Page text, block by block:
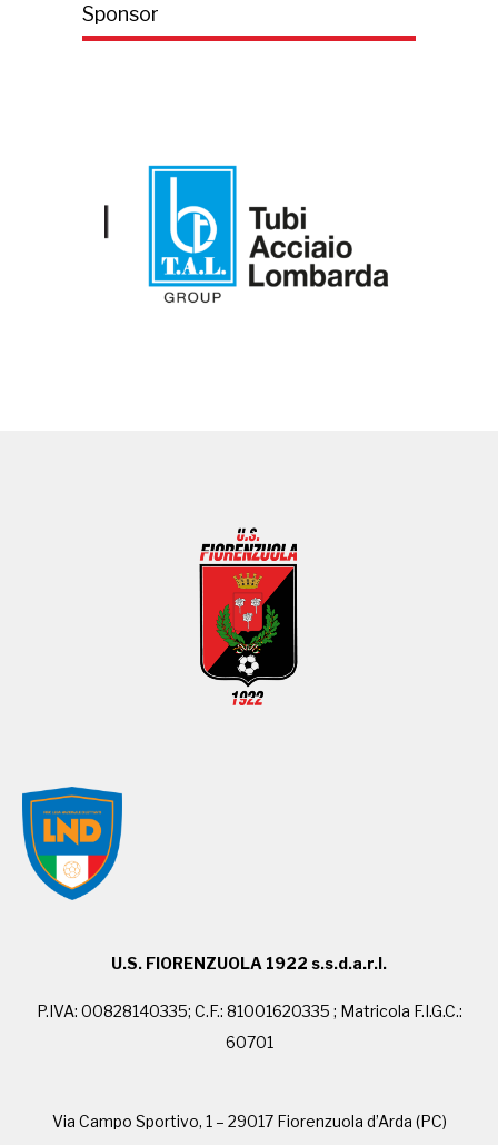
Sponsor
U.S. FIORENZUOLA 1922 s.s.d.a.r.l.
P.IVA: 00828140335; C.F.: 81001620335 ; Matricola F.I.G.C.:
60701
Via Campo Sportivo, 1 – 29017 Fiorenzuola d’Arda (PC)